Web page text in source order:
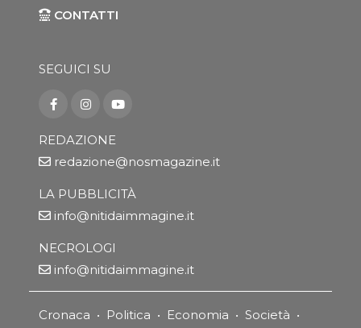
CONTATTI
SEGUICI SU
REDAZIONE
redazione@nosmagazine.it
LA PUBBLICITÀ
info@nitidaimmagine.it
NECROLOGI
info@nitidaimmagine.it
Cronaca • Politica • Economia • Società •